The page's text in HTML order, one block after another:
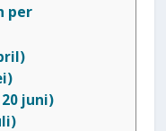
per
juni)